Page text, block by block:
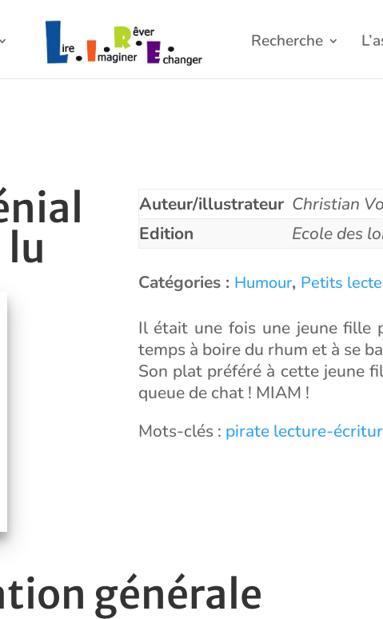
Recherche
lu
Auteur/illustrateur Christian
Edition
Ecole des
Catégories : Humour, Petits
Il était une fois une jeune fille
temps à boire du rhum et à se
Son plat préféré à cette jeune
queue de chat ! MIAM !
Mots-clés : piratelecture-
générale